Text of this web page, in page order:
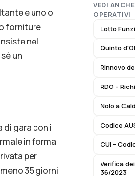
e uno o
forniture
nel
un
gara con i
in forma
per
35 giorni
VEDI
OPERATIVI
Lotto
Quinto
Rinnovo
RDO –
Nolo a
Codice
CUI –
Verifica
36/2023